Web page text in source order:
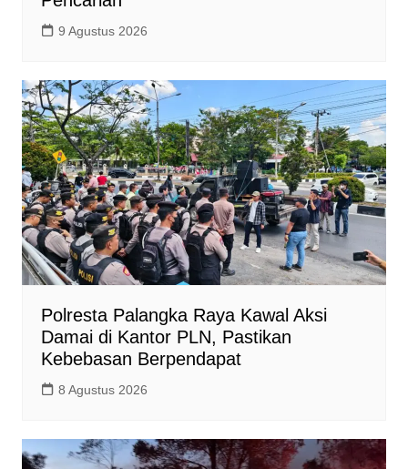
9 Agustus 2026
Polresta Palangka Raya Kawal Aksi
Damai di Kantor PLN, Pastikan
Kebebasan Berpendapat
8 Agustus 2026